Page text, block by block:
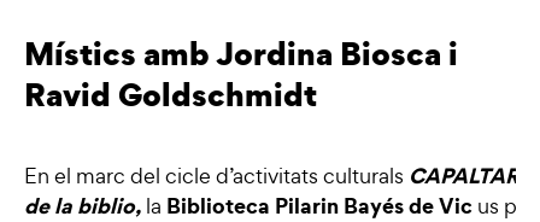
Místics amb Jordina Biosca i
Ravid Goldschmidt
En el marc del cicle d’activitats culturals
de la biblio, la Biblioteca Pilarin Bayés de Vic us